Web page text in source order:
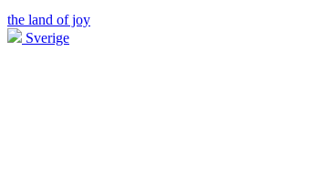
the land of joy
Sverige